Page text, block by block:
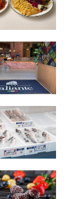
Müzikli
ev